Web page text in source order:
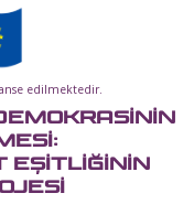
edilmektedir.
EŞİTLİĞİNİN